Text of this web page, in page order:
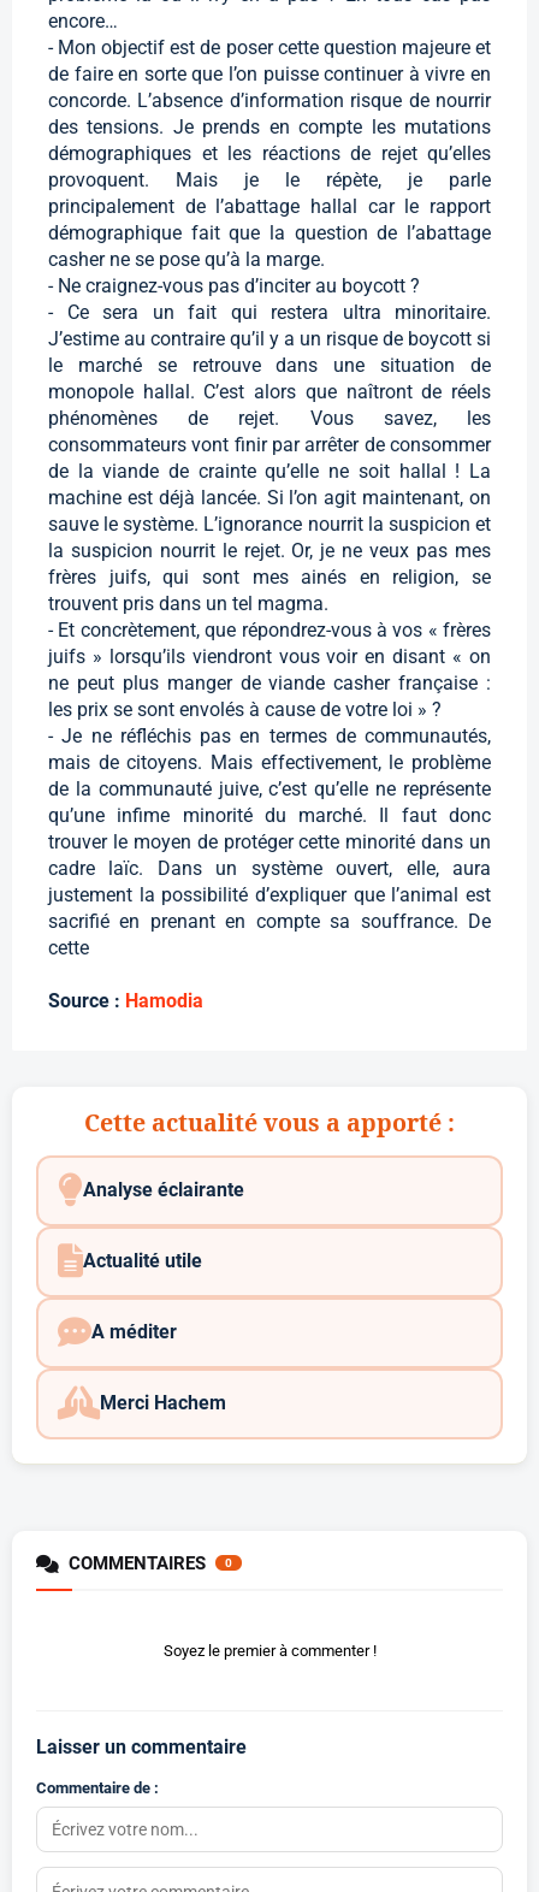
encore…
- Mon objectif est de poser cette question majeure et
de faire en sorte que l’on puisse continuer à vivre en
concorde. L’absence d’information risque de nourrir
des tensions. Je prends en compte les mutations
démographiques et les réactions de rejet qu’elles
provoquent. Mais je le répète, je parle
principalement de l’abattage hallal car le rapport
démographique fait que la question de l’abattage
casher ne se pose qu’à la marge.
- Ne craignez-vous pas d’inciter au boycott ?
- Ce sera un fait qui restera ultra minoritaire.
J’estime au contraire qu’il y a un risque de boycott si
le marché se retrouve dans une situation de
monopole hallal. C’est alors que naîtront de réels
phénomènes de rejet. Vous savez, les
consommateurs vont finir par arrêter de consommer
de la viande de crainte qu’elle ne soit hallal ! La
machine est déjà lancée. Si l’on agit maintenant, on
sauve le système. L’ignorance nourrit la suspicion et
la suspicion nourrit le rejet. Or, je ne veux pas mes
frères juifs, qui sont mes ainés en religion, se
trouvent pris dans un tel magma.
- Et concrètement, que répondrez-vous à vos « frères
juifs » lorsqu’ils viendront vous voir en disant « on
ne peut plus manger de viande casher française :
les prix se sont envolés à cause de votre loi » ?
- Je ne réfléchis pas en termes de communautés,
mais de citoyens. Mais effectivement, le problème
de la communauté juive, c’est qu’elle ne représente
qu’une infime minorité du marché. Il faut donc
trouver le moyen de protéger cette minorité dans un
cadre laïc. Dans un système ouvert, elle, aura
justement la possibilité d’expliquer que l’animal est
sacrifié en prenant en compte sa souffrance. De
cette
Source : Hamodia
Cette actualité vous a apporté :
Analyse éclairante
Actualité utile
A méditer
Merci Hachem
COMMENTAIRES 0
Soyez le premier à commenter !
Laisser un commentaire
Commentaire de :